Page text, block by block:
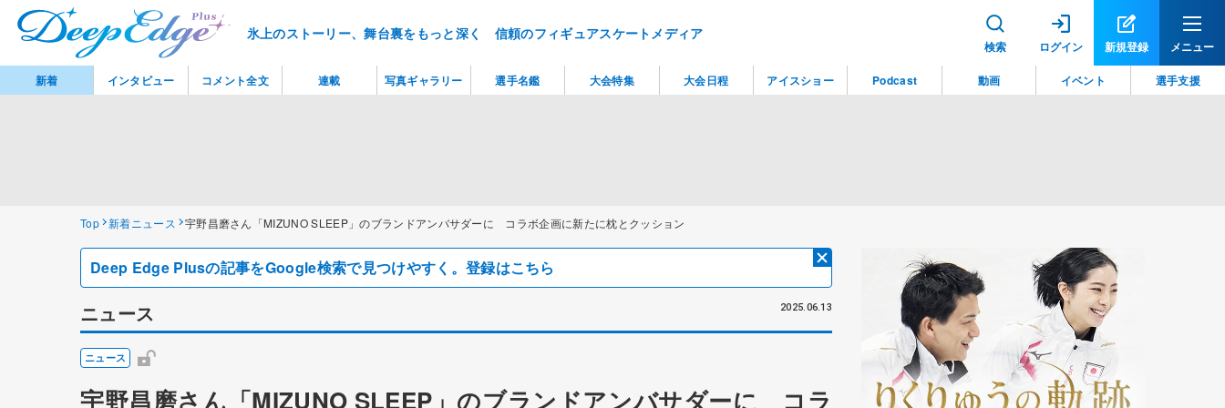
氷上のストーリー、舞台裏をもっと深く 信頼のフィギュアスケートメディア
検索 ログイン 新規登録 メニュー
Top 新着ニュース 宇野昌磨さん「MIZUNO SLEEP」のブランドアンバサダーに コラボ企画に新たに枕とクッション
Deep Edge Plusの記事をGoogle検索で見つけやすく。登録はこちら
ニュース 2025.06.13
ニュース
宇野昌磨さん「MIZUNO SLEEP」のブランドアンバサダーに コラ
新着 インタビュー コメント全文 連載 写真ギャラリー 選手名鑑 大会特集 大会日程 アイスショー Podcast 動画 イベント 選手支援